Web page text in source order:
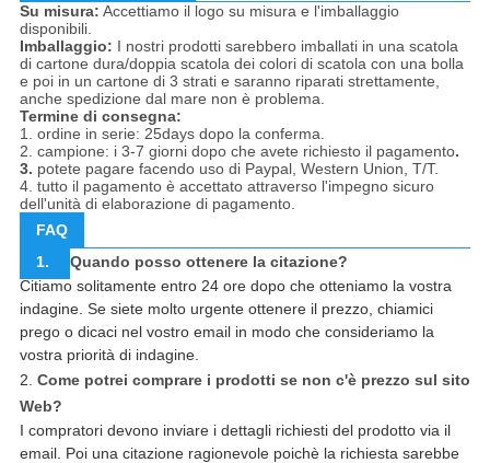
Su misura: Accettiamo il logo su misura e l'imballaggio
disponibili.
Imballaggio: I nostri prodotti sarebbero imballati in una scatola
di cartone dura/doppia scatola dei colori di scatola con una bolla
e poi in un cartone di 3 strati e saranno riparati strettamente,
anche spedizione dal mare non è problema.
Termine di consegna:
1. ordine in serie: 25days dopo la conferma.
2. campione: i 3-7 giorni dopo che avete richiesto il pagamento.
3. potete pagare facendo uso di Paypal, Western Union, T/T.
4. tutto il pagamento è accettato attraverso l'impegno sicuro
dell'unità di elaborazione di pagamento.
FAQ
1.
Quando posso ottenere la citazione?
Citiamo solitamente entro 24 ore dopo che otteniamo la vostra
indagine. Se siete molto urgente ottenere il prezzo, chiamici
prego o dicaci nel vostro email in modo che consideriamo la
vostra priorità di indagine.
2. Come potrei comprare i prodotti se non c'è prezzo sul sito
Web?
I compratori devono inviare i dettagli richiesti del prodotto via il
email. Poi una citazione ragionevole poichè la richiesta sarebbe